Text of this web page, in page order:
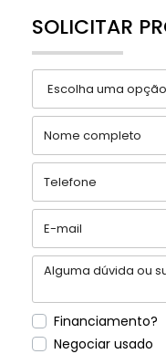
SOLICITAR
Financiamento?
Negociar usado